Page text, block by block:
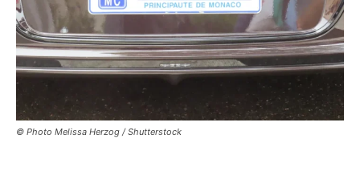
© Photo Melissa Herzog / Shutterstock